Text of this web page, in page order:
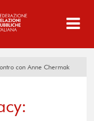
con Anne Chermak